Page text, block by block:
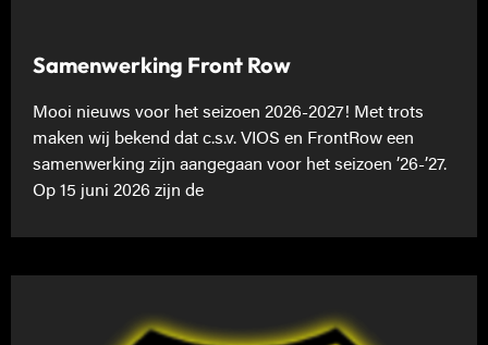
Samenwerking Front Row
Mooi nieuws voor het seizoen 2026-2027! Met trots
maken wij bekend dat c.s.v. VIOS en FrontRow een
samenwerking zijn aangegaan voor het seizoen ’26-’27.
Op 15 juni 2026 zijn de